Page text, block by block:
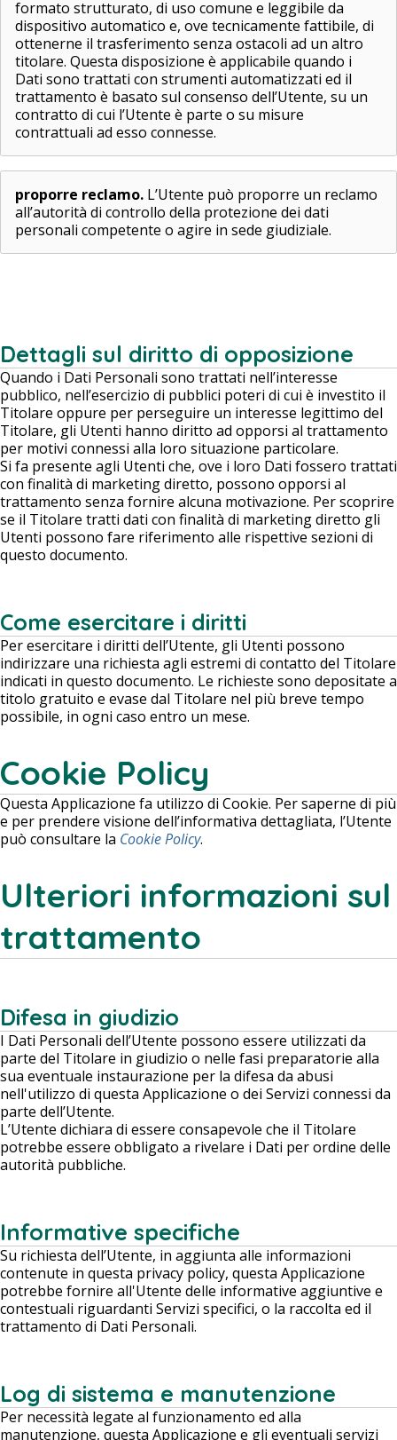
formato strutturato, di uso comune e leggibile da
dispositivo automatico e, ove tecnicamente fattibile, di
ottenerne il trasferimento senza ostacoli ad un altro
titolare. Questa disposizione è applicabile quando i
Dati sono trattati con strumenti automatizzati ed il
trattamento è basato sul consenso dell’Utente, su un
contratto di cui l’Utente è parte o su misure
contrattuali ad esso connesse.
proporre reclamo. L’Utente può proporre un reclamo
all’autorità di controllo della protezione dei dati
personali competente o agire in sede giudiziale.
Dettagli sul diritto di opposizione
Quando i Dati Personali sono trattati nell’interesse
pubblico, nell’esercizio di pubblici poteri di cui è investito il
Titolare oppure per perseguire un interesse legittimo del
Titolare, gli Utenti hanno diritto ad opporsi al trattamento
per motivi connessi alla loro situazione particolare.
Si fa presente agli Utenti che, ove i loro Dati fossero trattati
con finalità di marketing diretto, possono opporsi al
trattamento senza fornire alcuna motivazione. Per scoprire
se il Titolare tratti dati con finalità di marketing diretto gli
Utenti possono fare riferimento alle rispettive sezioni di
questo documento.
Come esercitare i diritti
Per esercitare i diritti dell’Utente, gli Utenti possono
indirizzare una richiesta agli estremi di contatto del Titolare
indicati in questo documento. Le richieste sono depositate a
titolo gratuito e evase dal Titolare nel più breve tempo
possibile, in ogni caso entro un mese.
Cookie Policy
Questa Applicazione fa utilizzo di Cookie. Per saperne di più
e per prendere visione dell’informativa dettagliata, l’Utente
può consultare la Cookie Policy.
Ulteriori informazioni sul
trattamento
Difesa in giudizio
I Dati Personali dell’Utente possono essere utilizzati da
parte del Titolare in giudizio o nelle fasi preparatorie alla
sua eventuale instaurazione per la difesa da abusi
nell'utilizzo di questa Applicazione o dei Servizi connessi da
parte dell’Utente.
L’Utente dichiara di essere consapevole che il Titolare
potrebbe essere obbligato a rivelare i Dati per ordine delle
autorità pubbliche.
Informative specifiche
Su richiesta dell’Utente, in aggiunta alle informazioni
contenute in questa privacy policy, questa Applicazione
potrebbe fornire all'Utente delle informative aggiuntive e
contestuali riguardanti Servizi specifici, o la raccolta ed il
trattamento di Dati Personali.
Log di sistema e manutenzione
Per necessità legate al funzionamento ed alla
manutenzione, questa Applicazione e gli eventuali servizi